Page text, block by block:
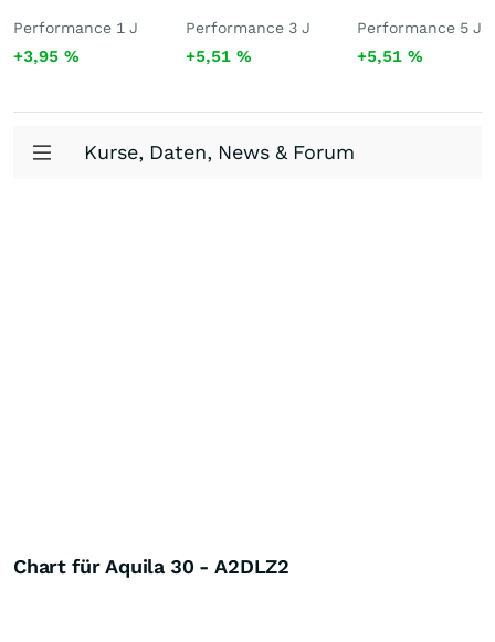
Performance 1 J
+3,95 %
Performance 3 J
+5,51 %
Performance 5 J
+5,51 %
Kurse, Daten, News & Forum
Chart für Aquila 30 - A2DLZ2